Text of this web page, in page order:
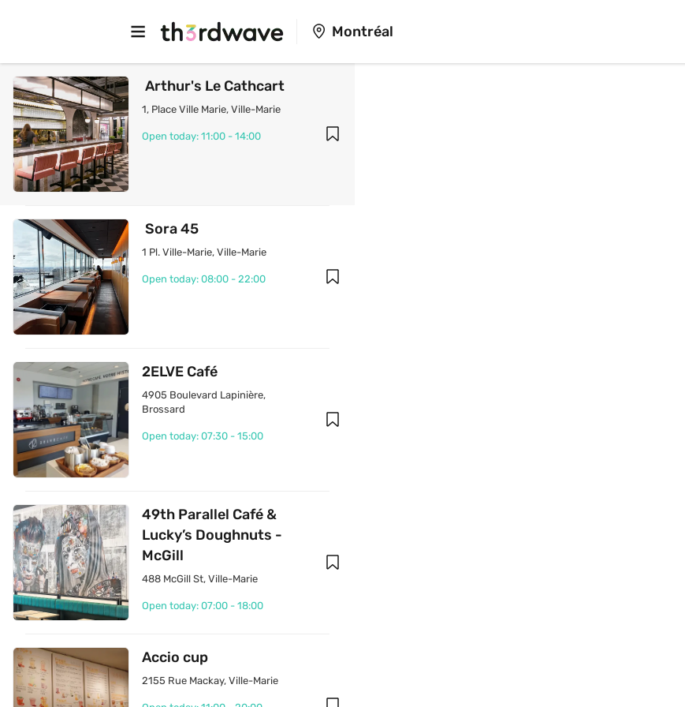
Montréal
Arthur's Le Cathcart
1, Place Ville Marie, Ville-Marie
Open today: 11:00 - 14:00
Sora 45
1 Pl. Ville-Marie, Ville-Marie
Open today: 08:00 - 22:00
2ELVE Café
4905 Boulevard Lapinière
Brossard
Open today: 07:30 - 15:00
49th Parallel Café &
Lucky’s Doughnuts -
McGill
488 McGill St, Ville-Marie
Open today: 07:00 - 18:00
Accio cup
2155 Rue Mackay, Ville-Marie